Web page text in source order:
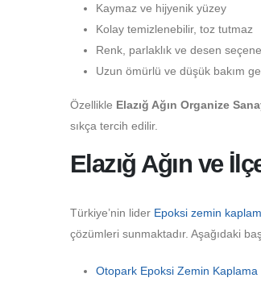
Kaymaz ve hijyenik yüzey
Kolay temizlenebilir, toz tutmaz
Renk, parlaklık ve desen
Uzun ömürlü ve düşük bakım
Özellikle Elazığ Ağın Organize
sıkça tercih edilir.
Elazığ Ağın ve
Türkiye’nin lider Epoksi zemin
çözümleri sunmaktadır. Aşağıdaki
Otopark Epoksi Zemin Kaplama